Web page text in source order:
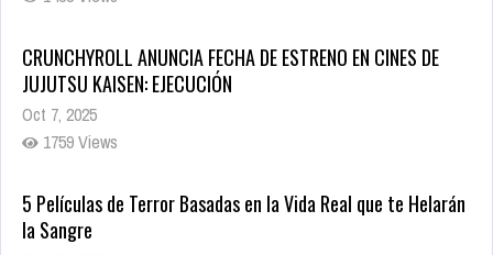
CRUNCHYROLL ANUNCIA FECHA DE ESTRENO EN CINES DE
JUJUTSU KAISEN: EJECUCIÓN
Oct 7, 2025
1759 Views
5 Películas de Terror Basadas en la Vida Real que te Helarán
la Sangre